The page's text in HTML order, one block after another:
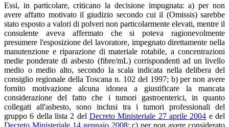
Essi, in particolare, criticano la decisione impugnata: a) per non
avere affatto motivato il giudizio secondo cui il (Omissis) sarebbe
stato esposto a valori di polveri non particolarmente elevati, mentre il
consulente aveva affermato che si poteva ragionevolmente
presumere l'esposizione del lavoratore, impegnato direttamente nella
manutenzione e riparazione di materiale rotabile, a concentrazioni
medie ponderate di asbesto (fibre/mL) corrispondenti ad un livello
medio o medio alto, secondo la scala indicata nella delibera del
consiglio regionale della Toscana n. 102 del 1997; b) per non avere
fornito motivazione alcuna idonea a giustificare la mancata
considerazione del fatto che i tumori gastroenterici, in quanto
collegati all'asbesto, sono inclusi tra i tumori professionali del
gruppo 6 della lista 2 del Decreto Ministeriale 27 aprile 2004 e del
Decreto Ministeriale 14 gennaio 2008; c) per non avere considerato